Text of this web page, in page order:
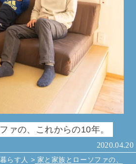
ァの、これからの10年。
2020.04.20
らす人 > 家と家族とローソファの、